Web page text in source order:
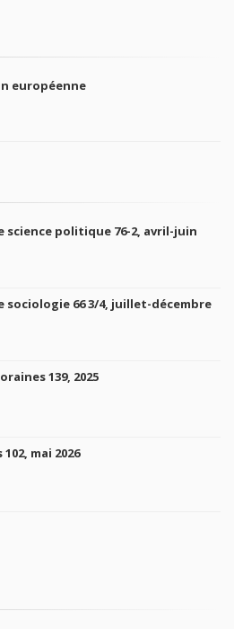
européenne
science politique 76-2, avril-juin
sociologie 66 3/4, juillet-décembre
139, 2025
mai 2026